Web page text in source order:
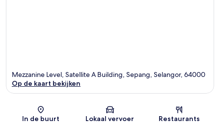
Kaart
Mezzanine Level, Satellite A Building, Sepang, Selangor, 64000
Op de kaart bekijken
In de buurt Lokaal vervoer Restaurants